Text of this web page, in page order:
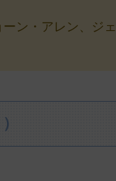
ン・アレン、ジェ